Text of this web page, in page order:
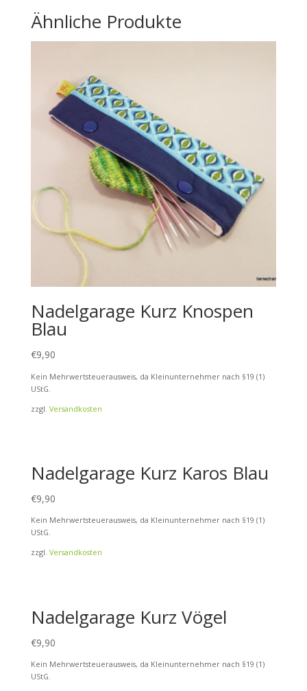
Ähnliche Produkte
Nadelgarage Kurz Knospen
Blau
€9,90
Kein Mehrwertsteuerausweis, da Kleinunternehmer nach §19 (1)
UStG.
zzgl. Versandkosten
Nadelgarage Kurz Karos Blau
€9,90
Kein Mehrwertsteuerausweis, da Kleinunternehmer nach §19 (1)
UStG.
zzgl. Versandkosten
Nadelgarage Kurz Vögel
€9,90
Kein Mehrwertsteuerausweis, da Kleinunternehmer nach §19 (1)
UStG.